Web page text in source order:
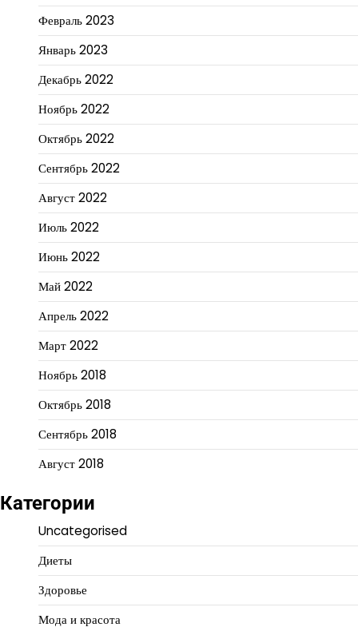
Февраль 2023
Январь 2023
Декабрь 2022
Ноябрь 2022
Октябрь 2022
Сентябрь 2022
Август 2022
Июль 2022
Июнь 2022
Май 2022
Апрель 2022
Март 2022
Ноябрь 2018
Октябрь 2018
Сентябрь 2018
Август 2018
Категории
Uncategorised
Диеты
Здоровье
Мода и красота